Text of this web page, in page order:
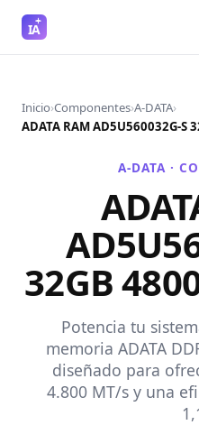
IA
Inicio›Componentes›A-DATA›
A-DATA ·
32GB
Potencia tu
memoria ADATA
diseñado para
4.800 MT/s y una